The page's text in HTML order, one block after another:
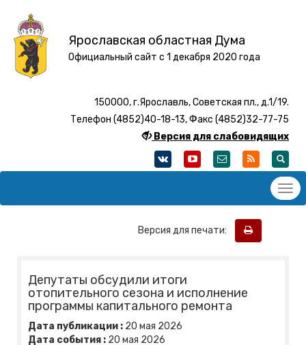
Ярославская областная Дума
Официальный сайт с 1 декабря 2020 года
150000, г.Ярославль, Советская пл., д.1/19.
Телефон (4852)40-18-13, Факс (4852)32-77-75
Версия для слабовидящих
Версия для печати:
Депутаты обсудили итоги
отопительного сезона и исполнение
программы капитального ремонта
Дата публикации : 20 мая 2026
Дата события : 20 мая 2026